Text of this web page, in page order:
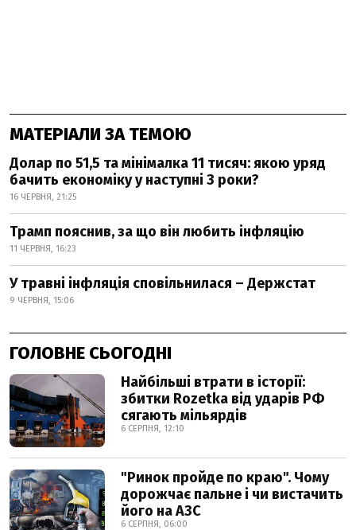
МАТЕРІАЛИ ЗА ТЕМОЮ
Долар по 51,5 та мінімалка 11 тисяч: якою уряд
бачить економіку у наступні 3 роки?
16 ЧЕРВНЯ, 21:25
Трамп пояснив, за що він любить інфляцію
11 ЧЕРВНЯ, 16:23
У травні інфляція сповільнилася – Держстат
9 ЧЕРВНЯ, 15:06
ГОЛОВНЕ СЬОГОДНІ
Найбільші втрати в історії:
збитки Rozetka від ударів РФ
сягають мільярдів
6 СЕРПНЯ, 12:10
"Ринок пройде по краю". Чому
дорожчає пальне і чи вистачить
його на АЗС
6 СЕРПНЯ, 06:00